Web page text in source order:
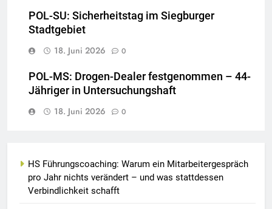
POL-SU: Sicherheitstag im Siegburger
Stadtgebiet
18. Juni 2026
0
POL-MS: Drogen-Dealer festgenommen – 44-
Jähriger in Untersuchungshaft
18. Juni 2026
0
HS Führungscoaching: Warum ein Mitarbeitergespräch
pro Jahr nichts verändert – und was stattdessen
Verbindlichkeit schafft